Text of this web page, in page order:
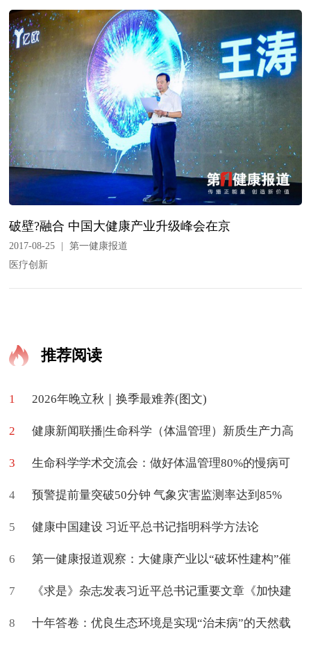
破壁?融合 中国大健康产业升级峰会在京
2017-08-25 |
第一健康报道
医疗创新
推荐阅读
1 2026年晚立秋｜换季最难养(图文)
2 健康新闻联播|生命科学（体温管理）新质生产力高
质量学术交流会在京举办
3 生命科学学术交流会：做好体温管理80%的慢病可
促进治愈
4 预警提前量突破50分钟 气象灾害监测率达到85%
5 健康中国建设 习近平总书记指明科学方法论
6 第一健康报道观察：大健康产业以“破坏性建构”催
生新命题
7 《求是》杂志发表习近平总书记重要文章《加快建
设健康中国》
8 十年答卷：优良生态环境是实现“治未病”的天然载